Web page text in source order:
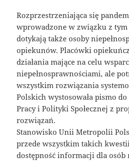
Rozprzestrzeniająca się
wprowadzone w związku z
dotykają także osoby
opiekunów. Placówki
działania mające na celu
niepełnosprawnościami, ale
wszystkim rozwiązania
Polskich wystosowała pismo
Pracy i Polityki Społecznej z
rozwiązań.
Stanowisko Unii Metropolii
przede wszystkim takich
dostępność informacji dla osób